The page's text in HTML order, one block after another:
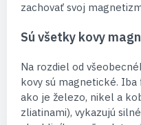
zachovať svoj
Sú všetky kovy
Na rozdiel od
kovy sú magnetické.
ako je železo, nikel a
zliatinami), vykazujú